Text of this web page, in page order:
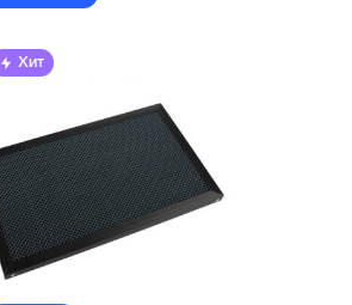
оцинкованное железо
Хит